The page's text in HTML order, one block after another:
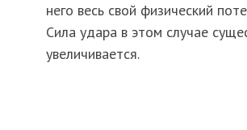
него весь свой физический
Сила удара в этом случае
увеличивается.